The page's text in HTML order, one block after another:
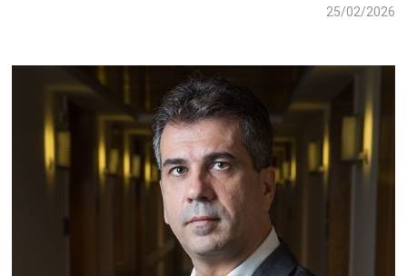
25/02/2026